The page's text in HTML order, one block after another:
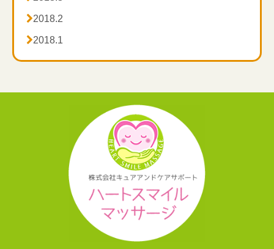
2018.2
2018.1